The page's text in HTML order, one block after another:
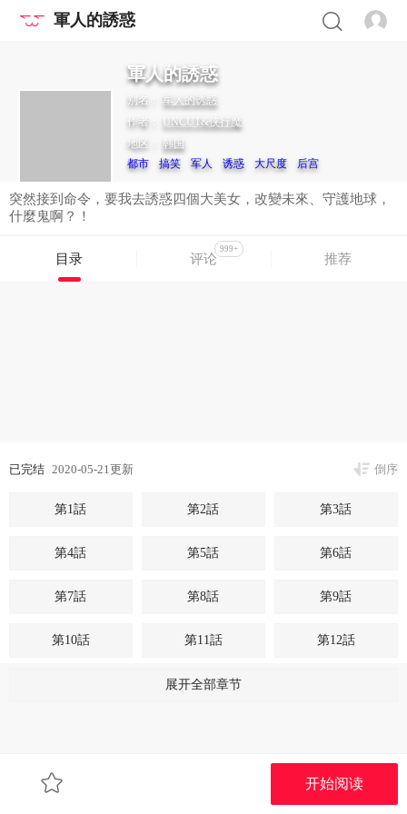
軍人的誘惑
軍人的誘惑
别名： 军人的诱惑
作者： UNCUT&侠行魔
地区： 韩国
都市
搞笑 军人 诱惑 大尺度 后宫
突然接到命令，要我去誘惑四個大美女，改變未來、守護地球，
什麼鬼啊？！
目录 评论
999+
推荐
已完结 2020-05-21更新 倒序
第1話 第2話 第3話
第4話 第5話 第6話
第7話 第8話 第9話
第10話 第11話 第12話
第14話
第19話
开始阅读
展开全部章节